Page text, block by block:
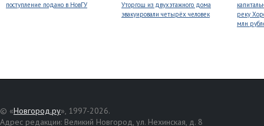
поступление подано в НовГУ
Уторгош из двухэтажного дома
эвакуировали четырёх человек
реку
млн
© «Новгород.ру», 1997-2026.
Адрес редакции: Великий Новгород, ул. Нехинская, д. 8